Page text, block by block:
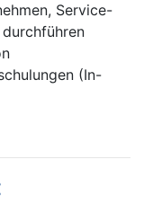
Service-
(In-